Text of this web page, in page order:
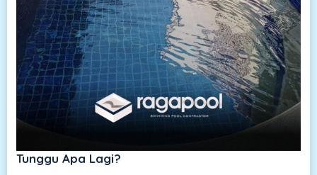
Tunggu Apa Lagi?